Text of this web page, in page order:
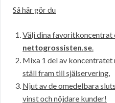
Så här gör du
Välj dina favoritkoncentrat
nettogrossisten.se.
Mixa 1 del av koncentratet
ställ fram till själservering.
Njut av de omedelbara
vinst och nöjdare kunder!